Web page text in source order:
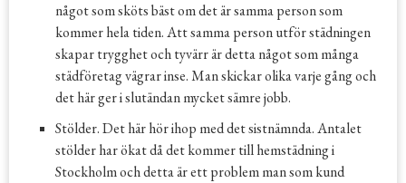
något som sköts bäst om det är samma person som
kommer hela tiden. Att samma person utför städningen
skapar trygghet och tyvärr är detta något som många
städföretag vägrar inse. Man skickar olika varje gång och
det här ger i slutändan mycket sämre jobb.
Stölder. Det här hör ihop med det sistnämnda. Antalet
stölder har ökat då det kommer till hemstädning i
Stockholm och detta är ett problem man som kund